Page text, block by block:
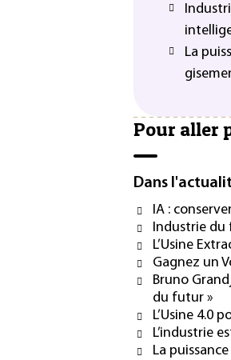
La
Pour aller
Dans
IA :
Industrie du
L’Usine
Gagnez un
Bruno
du futur »
L’Usine 4.0
L’industrie
La